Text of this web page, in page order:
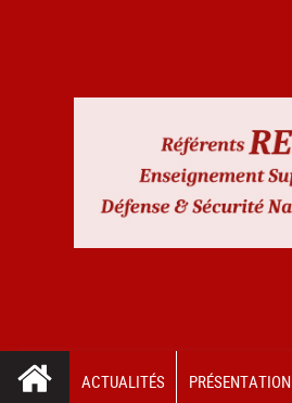
ACTUALITÉS PRÉSENTATION